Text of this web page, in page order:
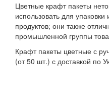
Цветные крафт пакеты
использовать для
продуктов; они также
промышленной группы
Крафт пакеты цветные с
(от 50 шт.) с доставкой по